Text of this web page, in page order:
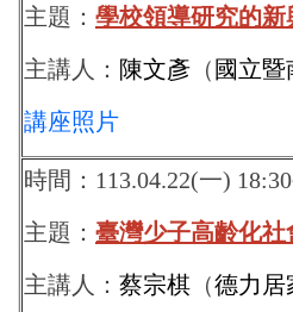
主題： 學校領導研究的新
主講人： 陳文彥 （國立暨
講座照片
時間：113.04.22(一)
主題： 臺灣少子高齡化
主講人： 蔡宗棋 （德力居